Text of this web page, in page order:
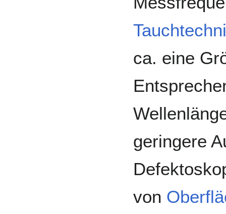
ca. eine
geringere
von